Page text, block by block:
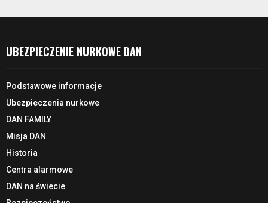
UBEZPIECZENIE NURKOWE DAN
Podstawowe informacje
Ubezpieczenia nurkowe
DAN FAMILY
Misja DAN
Historia
Centra alarmowe
DAN na świecie